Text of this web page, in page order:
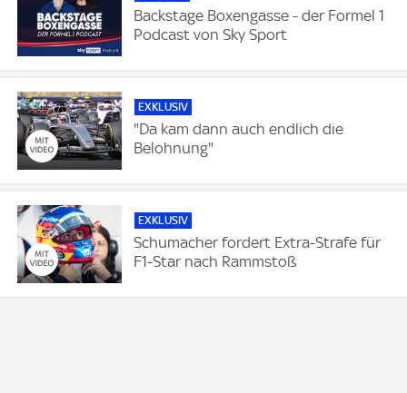
Backstage Boxengasse - der Formel 1
Podcast von Sky Sport
EXKLUSIV
"Da kam dann auch endlich die
Belohnung"
EXKLUSIV
Schumacher fordert Extra-Strafe für
F1-Star nach Rammstoß